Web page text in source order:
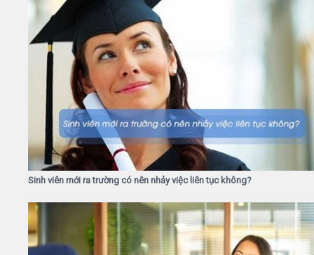
Sinh viên mới ra trường có nên nhảy việc liên tục không?